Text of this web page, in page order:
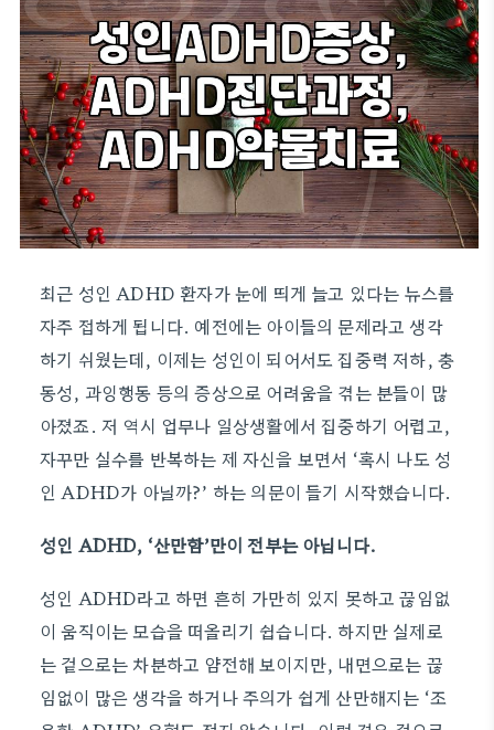
최근 성인 ADHD 환자가 눈에 띄게 늘고 있다는 뉴스를
자주 접하게 됩니다. 예전에는 아이들의 문제라고 생각
하기 쉬웠는데, 이제는 성인이 되어서도 집중력 저하, 충
동성, 과잉행동 등의 증상으로 어려움을 겪는 분들이 많
아졌죠. 저 역시 업무나 일상생활에서 집중하기 어렵고,
자꾸만 실수를 반복하는 제 자신을 보면서 ‘혹시 나도 성
인 ADHD가 아닐까?’ 하는 의문이 들기 시작했습니다.
성인 ADHD, ‘산만함’만이 전부는 아닙니다.
성인 ADHD라고 하면 흔히 가만히 있지 못하고 끊임없
이 움직이는 모습을 떠올리기 쉽습니다. 하지만 실제로
는 겉으로는 차분하고 얌전해 보이지만, 내면으로는 끊
임없이 많은 생각을 하거나 주의가 쉽게 산만해지는 ‘조